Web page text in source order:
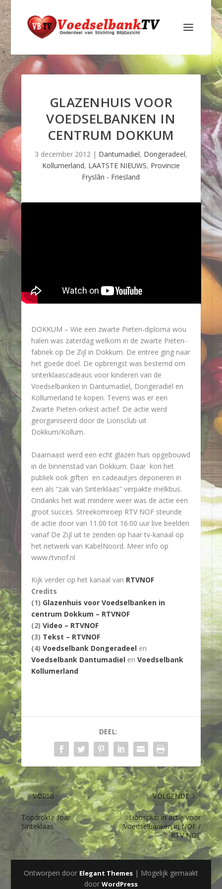
GLAZENHUIS VOOR
VOEDSELBANKEN IN
CENTRUM DOKKUM
3 december 2012| Dantumadiel, Dongeradeel,
Kollumerland, LAATSTE NIEUWS, Provincie
Fryslân - Friesland
DOKKUM – Wie een zwarte Pieten-diploma wou
halen was zaterdag welkom in de zwarte Pieten-
fabriek op De Zijl in Dokkum. De entree ging naar
het goede doel. De opbrengst was bestemd om
sinterklaascadeaus voor kinderen van de
Voedselbanken in Dantumadiel, Dongeradiel en
Kollumerland te kopen. Tevens was er een
Zwarte Pieten-orkest actief. De actie werd
georganiseerd door de Lionsclub uit
Dokkum/Kollum.
Daarnaast werd een echt glazen huis opgebouwd
in de binnenstad van Dokkum. Daar kon het
publiek ook giften en cadeautjes deponeren in
een als “zak van Sinterklaas” verpakte melkbus.
Ondanks het wat mindere weer was de actie een
groot succes. Streekomroep RTV NOF steunde
de actie door van 11.00 tot 16.00 uur live beelden
vanaf De Zijl uit te zenden op haar tv-kanaal op
het netwerk van KabelNoord. Meer info op
www.rtvnof.nl
Kijk verder op het kanaal van RTVNOF
Credits
(1) Glazenhuis voor Voedselbanken in
centrum Dokkum – RTVNOF
(2) Video – RTVNOF
(3) Tekst – RTVNOF
(4) Voedselbank Dongeradeel en
Voedselbank Dantumadielen Voedselbank
Kollumerland
DEEL:
VORIG
Topdrokte foar
Sinteklaas
VOLGENDE
Lionsclub in actie voor
Voedselbanken in NOF /
RTV NOF
Ontworpen door Elegant Themes| Mogelijk gemaakt
door WordPress